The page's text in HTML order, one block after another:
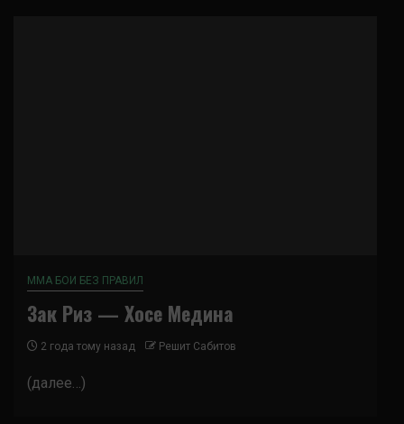
ММА БОИ БЕЗ ПРАВИЛ
Зак Риз — Хосе Медина
2 года тому назад Решит Сабитов
(далее…)